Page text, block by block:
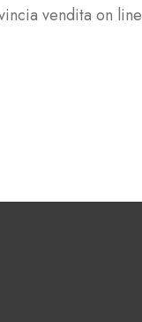
vendita on line